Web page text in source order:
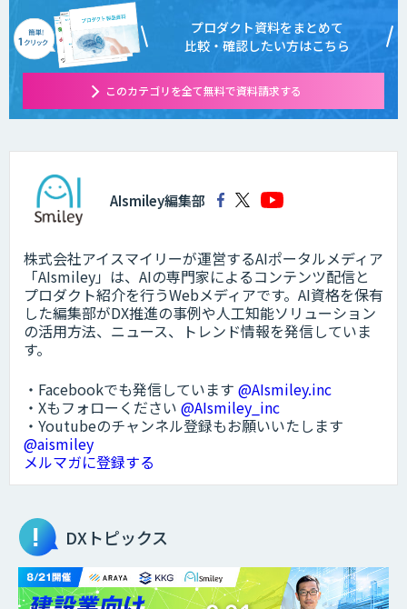
プロダクト資料をまとめて
比較・確認したい方はこちら
このカテゴリを全て無料で資料請求する
AIsmiley編集部
株式会社アイスマイリーが運営するAIポータルメディア
「AIsmiley」は、AIの専門家によるコンテンツ配信と
プロダクト紹介を行うWebメディアです。AI資格を保有
した編集部がDX推進の事例や人工知能ソリューション
の活用方法、ニュース、トレンド情報を発信していま
す。
・Facebookでも発信しています @AIsmiley.inc
・Xもフォローください @AIsmiley_inc
・Youtubeのチャンネル登録もお願いいたします
@aismiley
メルマガに登録する
DXトピックス